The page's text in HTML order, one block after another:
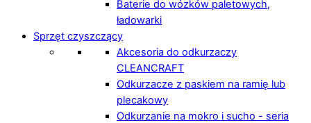
Baterie do wózków paletowych,
ładowarki
Sprzęt czyszczący
Akcesoria do odkurzaczy
CLEANCRAFT
Odkurzacze z paskiem na ramię lub
plecakowy
Odkurzanie na mokro i sucho - seria